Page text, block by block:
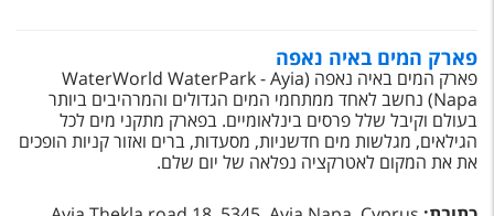
חבילות בריאות וספא
טיסות לחו"ל
מלונות בחו"ל
Русский
פארק המים באיה נאפה
פארק המים באיה נאפה (WaterWorld WaterPark - Ayia
Napa) נחשב לאחד ממתחמי המים הגדולים והמרהיבים ביותר
בעולם וקיבל שלל פרסים בינלאומיים. בפארק מתקני מים לכל
הגילאים, מגלשות מים חדשניות, מסעדות, ברים ואזור קניות הופכים
את את המקום לאטרקציה נפלאה של יום שלם.